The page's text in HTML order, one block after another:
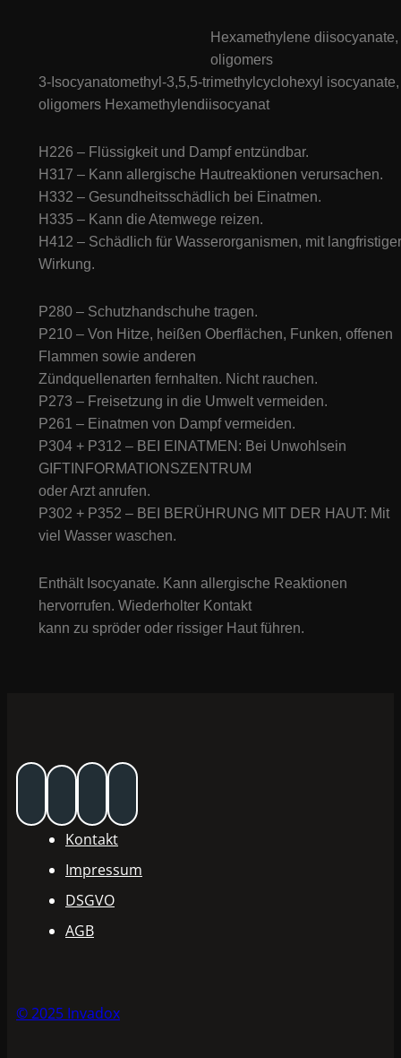
Hexamethylene diisocyanate,
oligomers
3-Isocyanatomethyl-3,5,5-trimethylcyclohexyl isocyanate,
oligomers Hexamethylendiisocyanat
H226 – Flüssigkeit und Dampf entzündbar.
H317 – Kann allergische Hautreaktionen verursachen.
H332 – Gesundheitsschädlich bei Einatmen.
H335 – Kann die Atemwege reizen.
H412 – Schädlich für Wasserorganismen, mit langfristiger
Wirkung.
P280 – Schutzhandschuhe tragen.
P210 – Von Hitze, heißen Oberflächen, Funken, offenen
Flammen sowie anderen
Zündquellenarten fernhalten. Nicht rauchen.
P273 – Freisetzung in die Umwelt vermeiden.
P261 – Einatmen von Dampf vermeiden.
P304 + P312 – BEI EINATMEN: Bei Unwohlsein
GIFTINFORMATIONSZENTRUM
oder Arzt anrufen.
P302 + P352 – BEI BERÜHRUNG MIT DER HAUT: Mit
viel Wasser waschen.
Enthält Isocyanate. Kann allergische Reaktionen
hervorrufen. Wiederholter Kontakt
kann zu spröder oder rissiger Haut führen.
Kontakt
Impressum
DSGVO
AGB
© 2025 Invadox